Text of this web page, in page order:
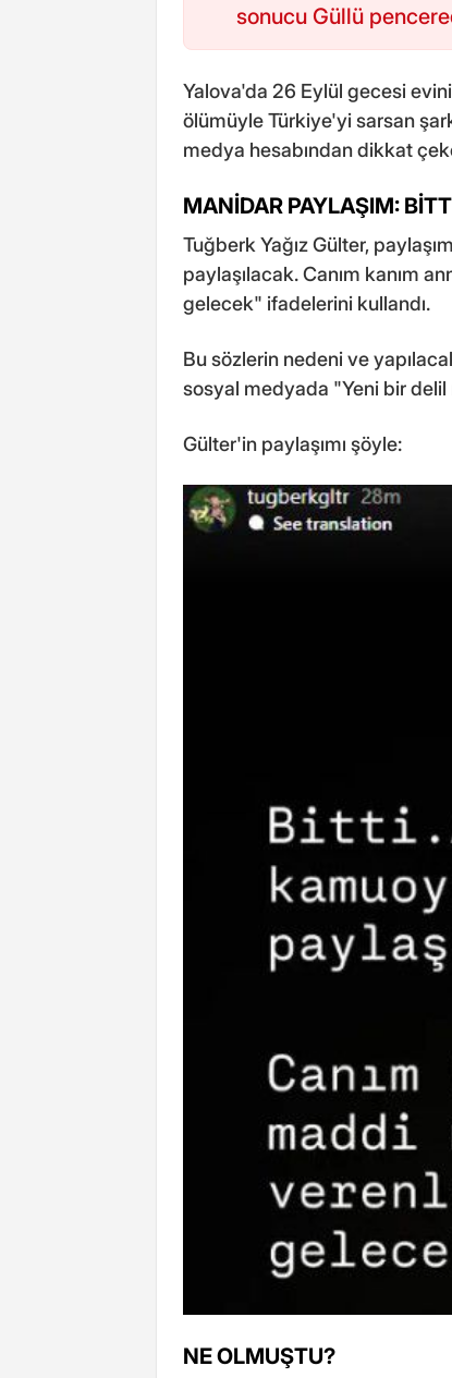
sonucu Güllü
Yalova'da 26 Eylül gecesi
ölümüyle Türkiye'yi sarsan
medya hesabından dikkat
MANİDAR PAYLAŞIM:
Tuğberk Yağız Gülter,
paylaşılacak. Canım kanım
gelecek" ifadelerini kullandı.
Bu sözlerin nedeni ve
sosyal medyada "Yeni bir delil
Gülter'in paylaşımı şöyle:
NE OLMUŞTU?